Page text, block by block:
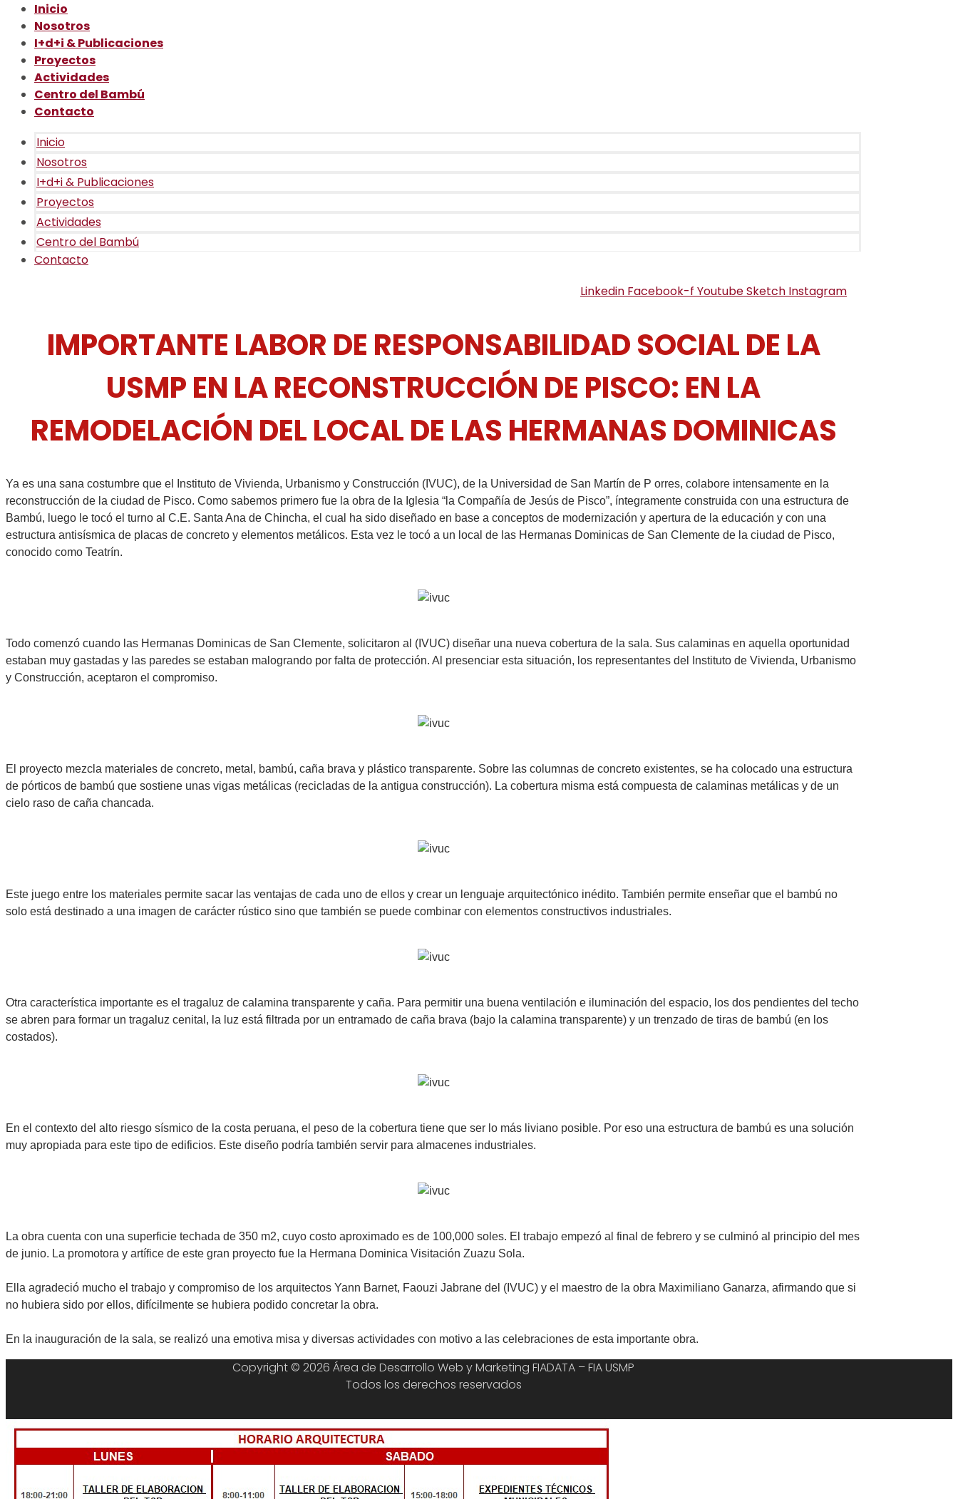
Inicio
Nosotros
I+d+i & Publicaciones
Proyectos
Actividades
Centro del Bambú
Contacto
Inicio
Nosotros
I+d+i & Publicaciones
Proyectos
Actividades
Centro del Bambú
Contacto
Linkedin Facebook-f YoutubeSketch Instagram
IMPORTANTE LABOR DE RESPONSABILIDAD SOCIAL DE LA
USMP EN LA RECONSTRUCCIÓN DE PISCO: EN LA
REMODELACIÓN DEL LOCAL DE LAS HERMANAS DOMINICAS
Ya es una sana costumbre que el Instituto de Vivienda, Urbanismo y Construcción (IVUC), de la Universidad de San Martín de P orres, colabore intensamente en la
reconstrucción de la ciudad de Pisco. Como sabemos primero fue la obra de la Iglesia “la Compañía de Jesús de Pisco”, íntegramente construida con una estructura de
Bambú, luego le tocó el turno al C.E. Santa Ana de Chincha, el cual ha sido diseñado en base a conceptos de modernización y apertura de la educación y con una
estructura antisísmica de placas de concreto y elementos metálicos. Esta vez le tocó a un local de las Hermanas Dominicas de San Clemente de la ciudad de Pisco,
conocido como Teatrín.
Todo comenzó cuando las Hermanas Dominicas de San Clemente, solicitaron al (IVUC) diseñar una nueva cobertura de la sala. Sus calaminas en aquella oportunidad
estaban muy gastadas y las paredes se estaban malogrando por falta de protección. Al presenciar esta situación, los representantes del Instituto de Vivienda, Urbanismo
y Construcción, aceptaron el compromiso.
El proyecto mezcla materiales de concreto, metal, bambú, caña brava y plástico transparente. Sobre las columnas de concreto existentes, se ha colocado una estructura
de pórticos de bambú que sostiene unas vigas metálicas (recicladas de la antigua construcción). La cobertura misma está compuesta de calaminas metálicas y de un
cielo raso de caña chancada.
Este juego entre los materiales permite sacar las ventajas de cada uno de ellos y crear un lenguaje arquitectónico inédito. También permite enseñar que el bambú no
solo está destinado a una imagen de carácter rústico sino que también se puede combinar con elementos constructivos industriales.
Otra característica importante es el tragaluz de calamina transparente y caña. Para permitir una buena ventilación e iluminación del espacio, los dos pendientes del techo
se abren para formar un tragaluz cenital, la luz está filtrada por un entramado de caña brava (bajo la calamina transparente) y un trenzado de tiras de bambú (en los
costados).
En el contexto del alto riesgo sísmico de la costa peruana, el peso de la cobertura tiene que ser lo más liviano posible. Por eso una estructura de bambú es una solución
muy apropiada para este tipo de edificios. Este diseño podría también servir para almacenes industriales.
La obra cuenta con una superficie techada de 350 m2, cuyo costo aproximado es de 100,000 soles. El trabajo empezó al final de febrero y se culminó al principio del mes
de junio. La promotora y artífice de este gran proyecto fue la Hermana Dominica Visitación Zuazu Sola.
Ella agradeció mucho el trabajo y compromiso de los arquitectos Yann Barnet, Faouzi Jabrane del (IVUC) y el maestro de la obra Maximiliano Ganarza, afirmando que si
no hubiera sido por ellos, difícilmente se hubiera podido concretar la obra.
En la inauguración de la sala, se realizó una emotiva misa y diversas actividades con motivo a las celebraciones de esta importante obra.
Copyright © 2026 Área de Desarrollo Web y Marketing FIADATA – FIA USMP
Todos los derechos reservados